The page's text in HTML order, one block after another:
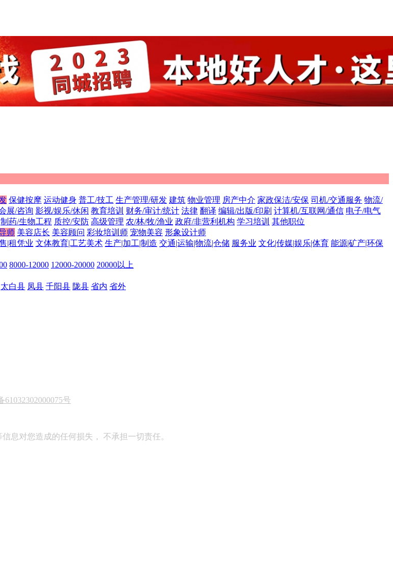
保健按摩 运动健身 普工/技工 生产管理/研发 建筑 物业管理 房产中介 家政保洁/安保 司机/交通服务 物流/
展/咨询 影视/娱乐/休闲 教育培训 财务/审计/统计 法律 翻译 编辑/出版/印刷 计算机/互联网/通信 电子/电气
制药/生物工程 质控/安防 高级管理 农/林/牧/渔业 政府/非营利机构 学习培训 其他职位
师 美容店长 美容顾问 彩妆培训师 宠物美容 形象设计师
|租凭业 文体教育|工艺美术 生产|加工|制造 交通|运输|物流|仓储 服务业 文化|传媒|娱乐|体育 能源|矿产|环保
8000-12000 12000-20000 20000以上
太白县 凤县 千阳县 陇县 省内 省外
61032302000075号
息对您造成的任何损失， 不承担一切责任。